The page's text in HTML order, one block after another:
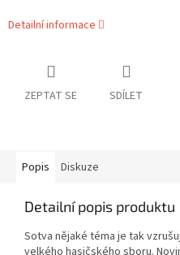
Detailní informace
ZEPTAT SE SDÍLET
Popis Diskuze
Detailní popis produktu
Sotva nějaké téma je tak